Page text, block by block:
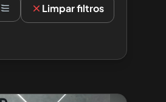
Limpar filtros